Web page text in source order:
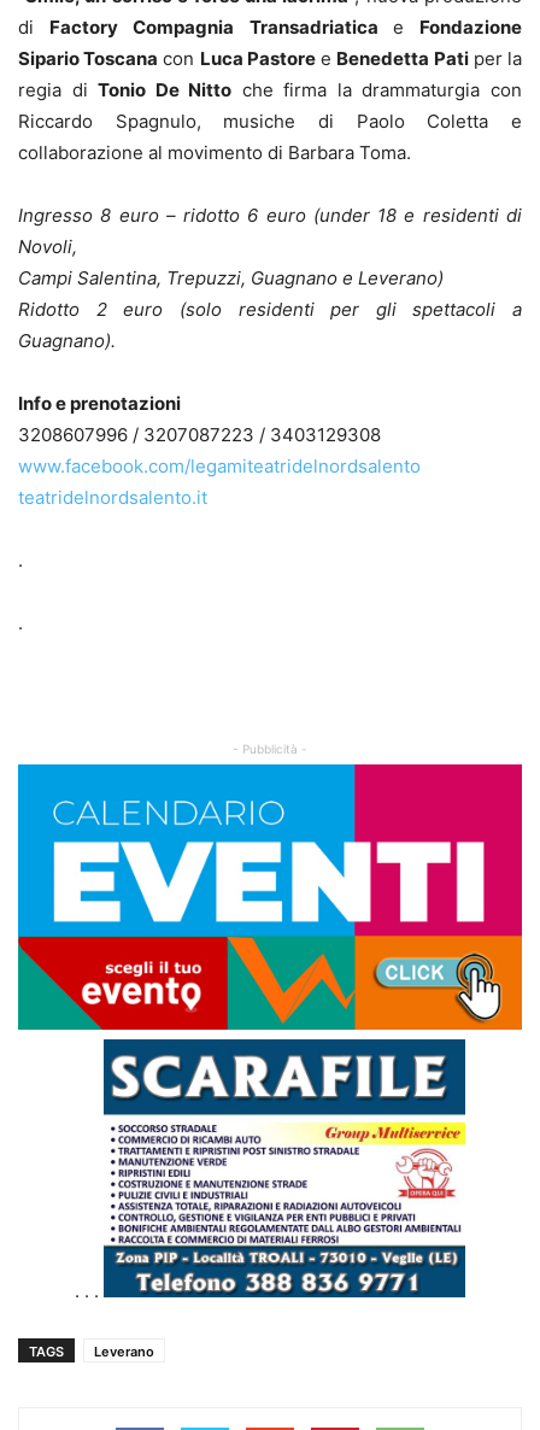
di Factory Compagnia Transadriatica e Fondazione
Sipario Toscana con Luca Pastoree Benedetta Patiper la
regia diTonio De Nitto che firma la drammaturgia con
Riccardo Spagnulo, musiche di Paolo Coletta e
collaborazione al movimento di Barbara Toma.
Ingresso 8 euro – ridotto 6 euro (under 18 e residenti di
Novoli,
Campi Salentina, Trepuzzi, Guagnano e Leverano)
Ridotto 2 euro (solo residenti per gli spettacoli a
Guagnano).
Info e prenotazioni
3208607996 / 3207087223 / 3403129308
www.facebook.com/legamiteatridelnordsalento
teatridelnordsalento.it
.
.
- Pubblicità -
. . .
TAGS Leverano